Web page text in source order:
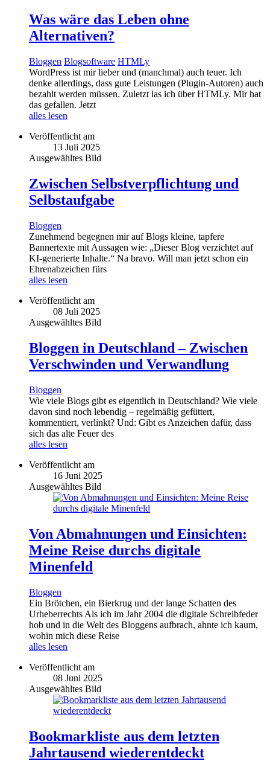
Was wäre das Leben ohne
Alternativen?
Bloggen Blogsoftware HTMLy
WordPress ist mir lieber und (manchmal) auch teuer. Ich
denke allerdings, dass gute Leistungen (Plugin-Autoren) auch
bezahlt werden müssen. Zuletzt las ich über HTMLy. Mir hat
das gefallen. Jetzt
alles lesen
Veröffentlicht am
13 Juli 2025
Ausgewähltes Bild
Zwischen Selbstverpflichtung und
Selbstaufgabe
Bloggen
Zunehmend begegnen mir auf Blogs kleine, tapfere
Bannertexte mit Aussagen wie: „Dieser Blog verzichtet auf
KI-generierte Inhalte.“ Na bravo. Will man jetzt schon ein
Ehrenabzeichen fürs
alles lesen
Veröffentlicht am
08 Juli 2025
Ausgewähltes Bild
Bloggen in Deutschland – Zwischen
Verschwinden und Verwandlung
Bloggen
Wie viele Blogs gibt es eigentlich in Deutschland? Wie viele
davon sind noch lebendig – regelmäßig gefüttert,
kommentiert, verlinkt? Und: Gibt es Anzeichen dafür, dass
sich das alte Feuer des
alles lesen
Veröffentlicht am
16 Juni 2025
Ausgewähltes Bild
Von Abmahnungen und Einsichten:
Meine Reise durchs digitale
Minenfeld
Bloggen
Ein Brötchen, ein Bierkrug und der lange Schatten des
Urheberrechts Als ich im Jahr 2004 die digitale Schreibfeder
hob und in die Welt des Bloggens aufbrach, ahnte ich kaum,
wohin mich diese Reise
alles lesen
Veröffentlicht am
08 Juni 2025
Ausgewähltes Bild
Bookmarkliste aus dem letzten
Jahrtausend wiederentdeckt